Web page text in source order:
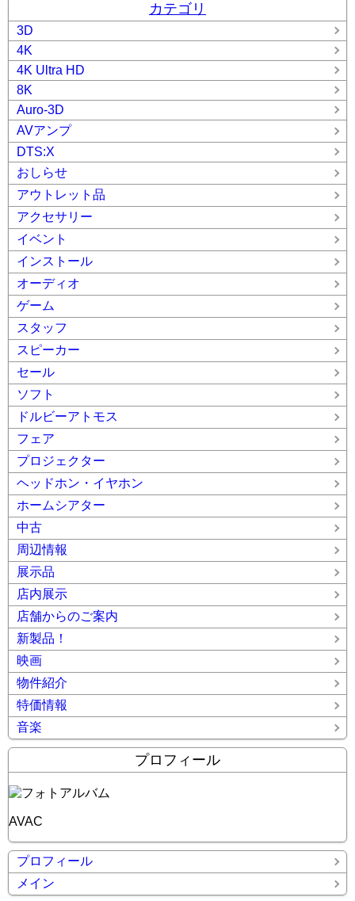
カテゴリ
3D
4K
4K Ultra HD
8K
Auro-3D
AVアンプ
DTS:X
おしらせ
アウトレット品
アクセサリー
イベント
インストール
オーディオ
ゲーム
スタッフ
スピーカー
セール
ソフト
ドルビーアトモス
フェア
プロジェクター
ヘッドホン・イヤホン
ホームシアター
中古
周辺情報
展示品
店内展示
店舗からのご案内
新製品！
映画
物件紹介
特価情報
音楽
プロフィール
AVAC
プロフィール
メイン